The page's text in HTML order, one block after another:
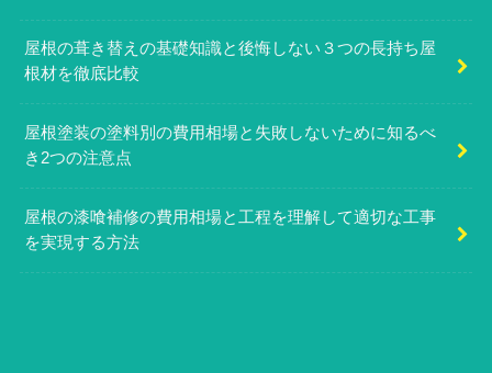
屋根の葺き替えの基礎知識と後悔しない３つの長持ち屋
根材を徹底比較
屋根塗装の塗料別の費用相場と失敗しないために知るべ
き2つの注意点
屋根の漆喰補修の費用相場と工程を理解して適切な工事
を実現する方法